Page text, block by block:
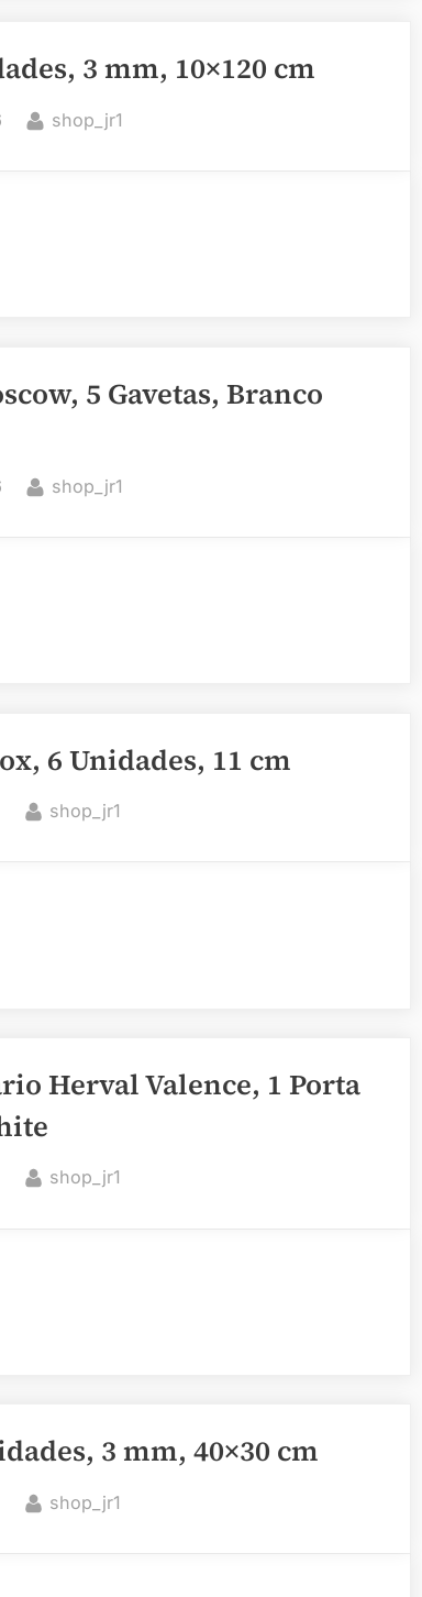
3 mm, 10×120 cm
By
shop_jr1
5 Gavetas, Branco
By
shop_jr1
6 Unidades, 11 cm
By
shop_jr1
Herval Valence, 1 Porta
By
shop_jr1
3 mm, 40×30 cm
By
shop_jr1